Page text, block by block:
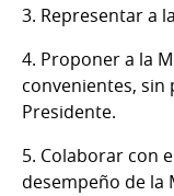
3. Representar a
4. Proponer a la
convenientes, sin
Presidente.
5. Colaborar con
desempeño de la